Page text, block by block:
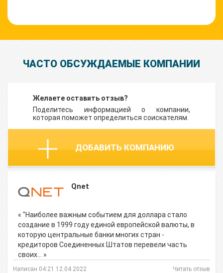
ЧАСТО ОБСУЖДАЕМЫЕ КОМПАНИИ
Желаете оставить отзыв?
Поделитесь информацией о компании,
которая поможет определиться соискателям.
ДОБАВИТЬ КОМПАНИЮ
Qnet
« "Наиболее важным событием для доллара стало
создание в 1999 году единой европейской валюты, в
которую центральные банки многих стран -
кредиторов Соединенных Штатов перевели часть
своих… »
Написан 04:21 12.04.2022 Читать отзыв